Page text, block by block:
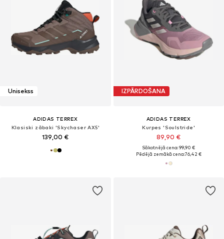
Unisekss
ADIDAS TERREX
Klasiski zābaki 'Skychaser AX5'
139,00 €
IZPĀRDOŠANA
ADIDAS TERREX
Kurpes 'Soulstride'
89,90 €
Sākotnējā cena: 99,90 €
Pēdējā zemākā cena:76,42 €